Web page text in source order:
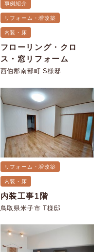
事例紹介
リフォーム・増改築
内装・床
フローリング・クロ
ス・窓リフォーム
西伯郡南部町 S様邸
リフォーム・増改築
内装・床
内装工事1階
鳥取県米子市 T様邸